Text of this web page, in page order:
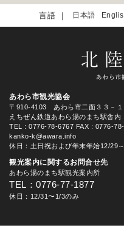
日本語
あわら市観光協会
〒910-4103 あわら市二面３３－１
えちぜん鉄道あわら湯のまち駅舎内
TEL
: 0776-78-6767 FAX : 0776-
kanko-k@awara.info
休日：土日祝および年末年始12/29
観光案内に関するお問合せ先
あわら湯のまち駅観光案内所
TEL：0776-77-1877
休日：12/31〜1/3のみ